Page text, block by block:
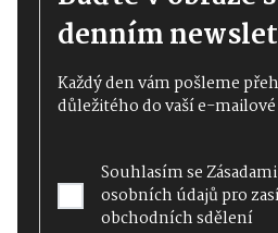
denním
Každý den vám pošleme
důležitého do vaší e-
Souhlasím se
osobních údajůpro
obchodních sdělení